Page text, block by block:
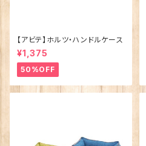
【アビテ】ホルツ・ハンドルケース
¥1,375
50%OFF